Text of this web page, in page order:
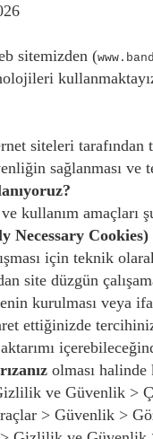
sitemizden (
siteleri tarafından
sağlanması
kullanım amaçları
Necessary Cookies)
için teknik
site düzgün
kurulması veya
ettiğinizde
olması halinde
ve Güvenlik >
> Güvenlik >